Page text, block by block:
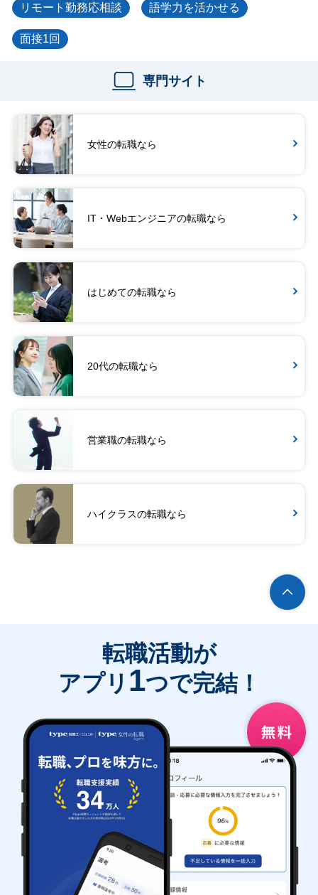
リモート勤務応相談 語学力を活かせる
面接1回
専門サイト
女性の転職なら
IT・Webエンジニアの転職なら
はじめての転職なら
20代の転職なら
営業職の転職なら
ハイクラスの転職なら
転職活動が
アプリ 1つで完結！